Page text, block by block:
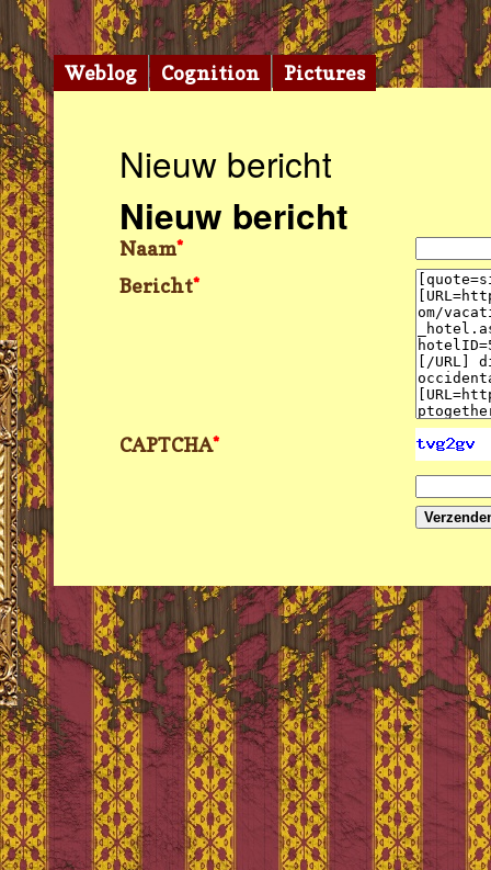
Nieuw bericht
Nieuw bericht
Naam*
Bericht*
CAPTCHA*
Weblog Cognition Pictures